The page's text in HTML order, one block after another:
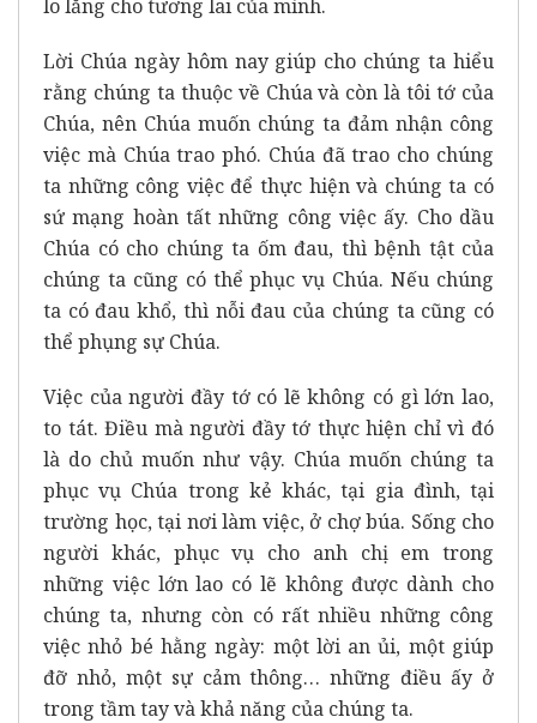
lo lắng cho tương lai của mình.
Lời Chúa ngày hôm nay giúp cho chúng ta hiểu
rằng chúng ta thuộc về Chúa và còn là tôi tớ của
Chúa, nên Chúa muốn chúng ta đảm nhận công
việc mà Chúa trao phó. Chúa đã trao cho chúng
ta những công việc để thực hiện và chúng ta có
sứ mạng hoàn tất những công việc ấy. Cho dầu
Chúa có cho chúng ta ốm đau, thì bệnh tật của
chúng ta cũng có thể phục vụ Chúa. Nếu chúng
ta có đau khổ, thì nỗi đau của chúng ta cũng có
thể phụng sự Chúa.
Việc của người đầy tớ có lẽ không có gì lớn lao,
to tát. Điều mà người đầy tớ thực hiện chỉ vì đó
là do chủ muốn như vậy. Chúa muốn chúng ta
phục vụ Chúa trong kẻ khác, tại gia đình, tại
trường học, tại nơi làm việc, ở chợ búa. Sống cho
người khác, phục vụ cho anh chị em trong
những việc lớn lao có lẽ không được dành cho
chúng ta, nhưng còn có rất nhiều những công
việc nhỏ bé hằng ngày: một lời an ủi, một giúp
đỡ nhỏ, một sự cảm thông… những điều ấy ở
trong tầm tay và khả năng của chúng ta.